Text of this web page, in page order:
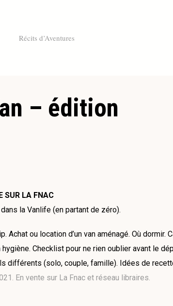
Récits d’Aventures
– édition
SUR LA FNAC
la Vanlife (en partant de zéro).
Achat ou location d’un van aménagé. Où dormir.
Checklist pour ne rien oublier avant le
différents (solo, couple, famille). Idées de
En vente sur La Fnac et réseau libraires.